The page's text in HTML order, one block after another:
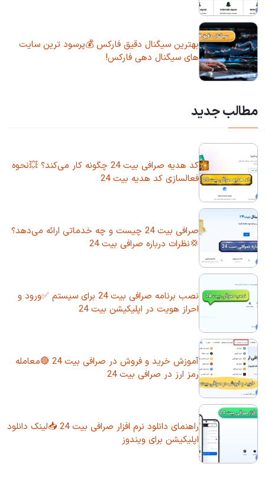
بهترین سیگنال دقیق فارکس 💰پرسود ترین سایت
های سیگنال دهی فارکس!
مطالب جدید
کد هدیه صرافی بیت 24 چگونه کار می‌کند؟ 💥نحوه
فعالسازی کد هدیه بیت 24
صرافی بیت 24 چیست و چه خدماتی ارائه می‌دهد؟
💢نظرات درباره صرافی بیت 24
نصب برنامه صرافی بیت 24 برای سیستم ✅ورود و
احراز هویت در اپلیکیشن بیت 24
آموزش خرید و فروش در صرافی بیت 24 🔴معامله
رمز ارز در صرافی بیت 24
راهنمای دانلود نرم افزار صرافی بیت 24 📥لینک دانلود
اپلیکیشن برای ویندوز